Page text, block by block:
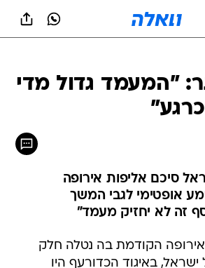
"המעמד גדול מדי
סיכם אליפות אירופה
אופטימי לגבי המשך
זה לא יחזיק מעמד"
אירופה הקודמת בה נטלה חלק
באיגוד הכדורעף היו